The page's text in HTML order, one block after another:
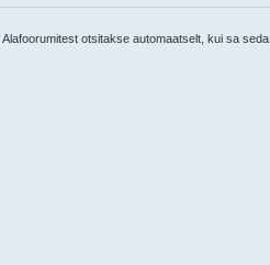
otsitakse automaatselt, kui sa seda